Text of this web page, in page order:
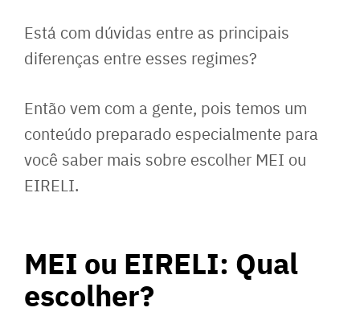
Está com dúvidas entre as principais
diferenças entre esses regimes?
Então vem com a gente, pois temos um
conteúdo preparado especialmente para
você saber mais sobre escolher MEI ou
EIRELI.
MEI ou EIRELI: Qual
escolher?